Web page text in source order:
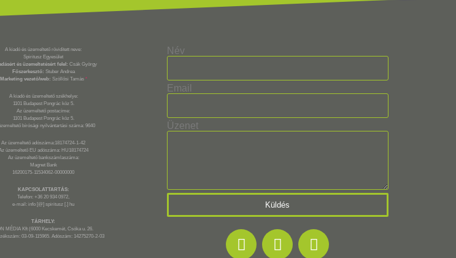
A kiadó és üzemeltető rövidített neve:
Spiritusz Egyesület
és üzemeltetésért felel: Csák György
Főszerkesztő: Stuber Andrea
Marketing vezető/web: Szöllősi Tamás *
A kiadó és üzemeltető székhelye:
1101 Budapest Pongrác köz 5.
Az üzemeltető postacíme:
1101 Budapest Pongrác köz 5.
bírósági nyilvántartási száma: 9640
Az üzemeltető adószáma:18174724-1-42
üzemeltető EU adószáma: HU18174724
Az üzemeltető bankszámlaszáma:
Magnet Bank
16200175-11534062-00000000
KAPCSOLATTARTÁS:
Telefon: +36 20 934 0972,
e-mail: info [@] spiritusz [.] hu
TÁRHELY:
MÉDIA Kft (6000 Kecskemét, Csóka u. 26.
03-09-115965. Adószám: 14275270-2-03
Név
Email
Üzenet
Küldés